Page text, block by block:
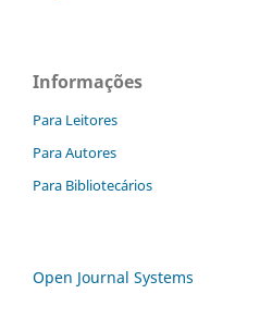
Informações
Para Leitores
Para Autores
Para Bibliotecários
Open Journal Systems